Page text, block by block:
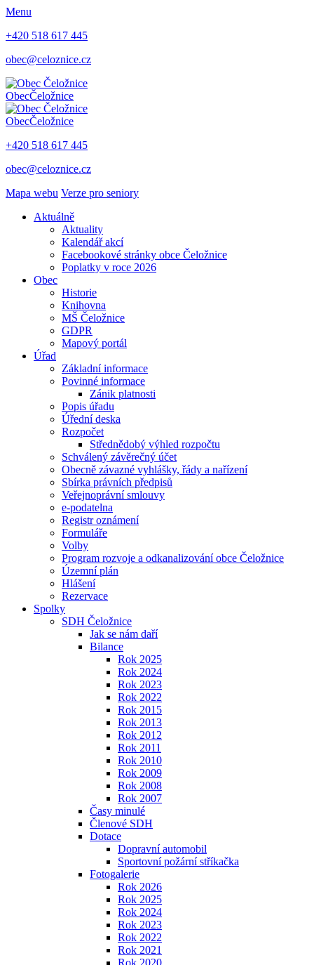
Menu
+420 518 617 445
obec@celoznice.cz
ObecČeložnice
ObecČeložnice
+420 518 617 445
obec@celoznice.cz
Mapa webu Verze pro seniory
Aktuálně
Aktuality
Kalendář akcí
Facebookové stránky obce Čeložnice
Poplatky v roce 2026
Obec
Historie
Knihovna
MŠ Čeložnice
GDPR
Mapový portál
Úřad
Základní informace
Povinné informace
Zánik platnosti
Popis úřadu
Úřední deska
Rozpočet
Střednědobý výhled rozpočtu
Schválený závěrečný účet
Obecně závazné vyhlášky, řády a nařízení
Sbírka právních předpisů
Veřejnoprávní smlouvy
e-podatelna
Registr oznámení
Formuláře
Volby
Program rozvoje a odkanalizování obce Čeložnice
Územní plán
Hlášení
Rezervace
Spolky
SDH Čeložnice
Jak se nám daří
Bilance
Rok 2025
Rok 2024
Rok 2023
Rok 2022
Rok 2015
Rok 2013
Rok 2012
Rok 2011
Rok 2010
Rok 2009
Rok 2008
Rok 2007
Časy minulé
Členové SDH
Dotace
Dopravní automobil
Sportovní požární stříkačka
Fotogalerie
Rok 2026
Rok 2025
Rok 2024
Rok 2023
Rok 2022
Rok 2021
Rok 2020